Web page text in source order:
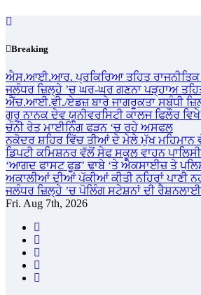
Skip
content
Breaking
ਐਸ.ਆਈ.ਆਰ. ਪ੍ਰਕਿਰਿਆ ਤਹਿਤ ਰਾਜਨੀਤਿਕ
ਜਲੰਧਰ ਜ਼ਿਲ੍ਹੇ ’ਚ ਘਰ-ਘਰ ਗਣਨਾ ਪੜ੍ਹਾਅ
ਐੱਚ.ਆਈ.ਵੀ./ਏਡਜ਼ ਬਾਰੇ ਜਾਗਰੂਕਤਾ ਸਬੰਧੀ
ਗੁਰੂ ਨਾਨਕ ਦੇਵ ਯੂਨੀਵਰਸਿਟੀ ਕਾਲਜ ਫਿਲੌਰ
ਚੰਨੀ ਰੇਤ ਮਾਈਨਿੰਗ ਫੜਨ ‘ਚ ਰਹੇ ਅਸਫਲ
ਨਕੋਦਰ ਸ਼ਹਿਰ ਵਿੱਚ ਤੀਆਂ ਦੇ ਮੇਲੇ ਮੁੱਖ ਮਹਿਮਾਨ
ਡਿਪਟੀ ਕਮਿਸ਼ਨਰ ਵੱਲੋਂ ਸੇਫ ਸਕੂਲ ਵਾਹਨ
‘ਆਗਦ ਫਾਸਟ ਫੂਡ’ ਢਾਬੇ ‘ਤੇ ਐਕਸਾਈਜ਼ ਤੇ
ਅਕਾਲੀਆਂ ਦੀਆਂ ਪੱਕੀਆਂ ਕੀਤੀ ਨਹਿਰਾਂ ਪਾਣੀ
ਜਲੰਧਰ ਜ਼ਿਲ੍ਹੇ ’ਚ ਪੋਲਿੰਗ ਸਟੇਸ਼ਨਾਂ ਦੀ
Fri. Aug 7th, 2026